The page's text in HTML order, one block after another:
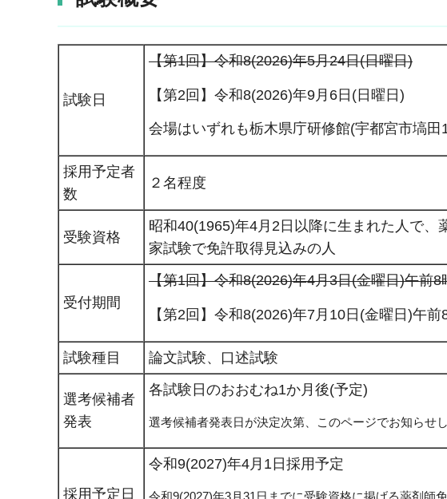
試験日
【第1回】令和8(2026)年5月24日(日曜日)
【第2回】令和8(2026)年9月6日(日曜日)
会場はいずれも栃木県庁研修館(宇都宮市塙田
採用予定者
数
２名程度
受験資格
昭和40(1965)年4月2日以降に生まれた人で
家試験で免許取得見込みの人
受付期間
【第1回】令和8(2026)年4月3日(金曜日)午前
【第2回】令和8(2026)年7月10日(金曜日)午
試験種目 論文試験、口述試験
選考候補者
発表
各試験日のおおむね1か月後(予定)
選考候補者発表日が決定次第、このページでお知らせし
採用予定日
令和9(2027)年4月1日採用予定
令和9(2027)年3月31日までに受験資格に掲げる薬剤師